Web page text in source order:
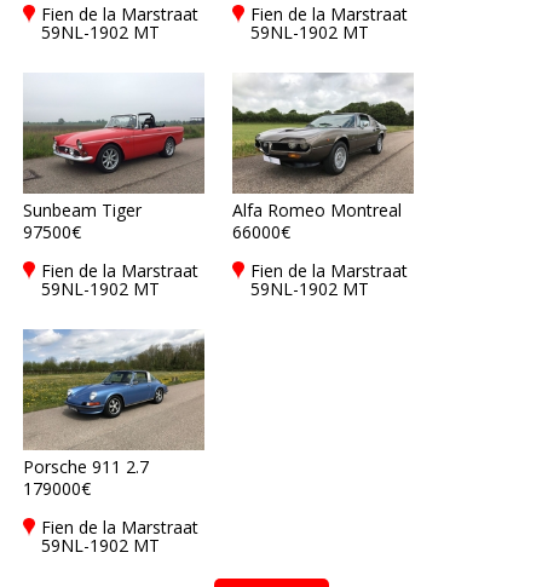
Fien de la Marstraat
59NL-1902 MT
Fien de la Marstraat
59NL-1902 MT
Sunbeam Tiger
97500€
Fien de la Marstraat
59NL-1902 MT
Alfa Romeo Montreal
66000€
Fien de la Marstraat
59NL-1902 MT
Porsche 911 2.7
179000€
Fien de la Marstraat
59NL-1902 MT